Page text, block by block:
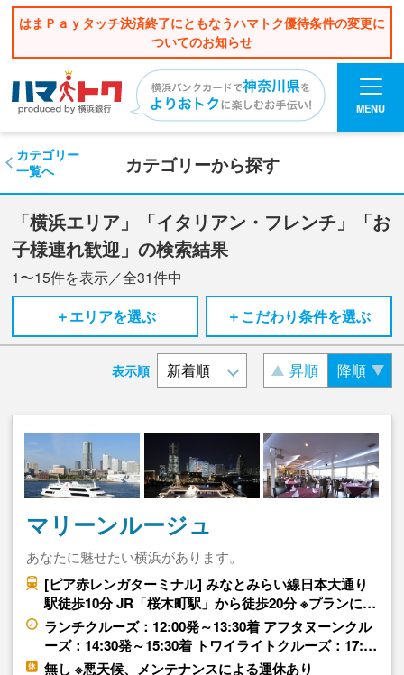
はまＰａｙタッチ決済終了にともなうハマトク優待条件の変更に
ついてのお知らせ
MENU
カテゴリーから探す
カテゴリー
一覧へ
「横浜エリア」「イタリアン・フレンチ」「お
子様連れ歓迎」の検索結果
1〜15件を表示／全31件中
＋エリアを選ぶ
＋こだわり条件を選ぶ
表示順 昇順 降順
マリーンルージュ
あなたに魅せたい横浜があります。
[ピア赤レンガターミナル] みなとみらい線日本大通り
駅徒歩10分 JR「桜木町駅」から徒歩20分 ※プランに…
ランチクルーズ：12:00発～13:30着 アフタヌーンクル
ーズ：14:30発～15:30着 トワイライトクルーズ：17:…
無し ※悪天候、メンテナンスによる運休あり